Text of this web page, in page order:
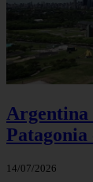
Argentina
14/07/2026